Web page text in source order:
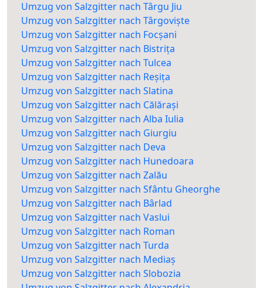
Umzug von Salzgitter nach Târgu Jiu
Umzug von Salzgitter nach Târgoviște
Umzug von Salzgitter nach Focșani
Umzug von Salzgitter nach Bistrița
Umzug von Salzgitter nach Tulcea
Umzug von Salzgitter nach Reșița
Umzug von Salzgitter nach Slatina
Umzug von Salzgitter nach Călărași
Umzug von Salzgitter nach Alba Iulia
Umzug von Salzgitter nach Giurgiu
Umzug von Salzgitter nach Deva
Umzug von Salzgitter nach Hunedoara
Umzug von Salzgitter nach Zalău
Umzug von Salzgitter nach Sfântu Gheorghe
Umzug von Salzgitter nach Bârlad
Umzug von Salzgitter nach Vaslui
Umzug von Salzgitter nach Roman
Umzug von Salzgitter nach Turda
Umzug von Salzgitter nach Mediaș
Umzug von Salzgitter nach Slobozia